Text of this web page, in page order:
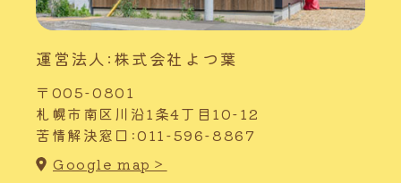
運営法人:株式会社よつ葉
〒005-0801
札幌市南区川沿1条4丁目10-12
苦情解決窓口:011-596-8867
Google map＞